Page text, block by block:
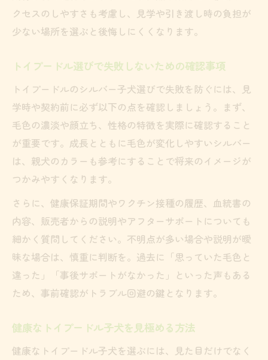
クセスのしやすさも考慮し、見学や引き渡し時の負担が
少ない場所を選ぶと後悔しにくくなります。
トイプードル選びで失敗しないための確認事項
トイプードルのシルバー子犬選びで失敗を防ぐには、見
学時や契約前に必ず以下の点を確認しましょう。まず、
毛色の濃淡や顔立ち、性格の特徴を実際に確認すること
が重要です。成長とともに毛色が変化しやすいシルバー
は、親犬のカラーも参考にすることで将来のイメージが
つかみやすくなります。
さらに、健康保証期間やワクチン接種の履歴、血統書の
内容、販売者からの説明やアフターサポートについても
細かく質問してください。不明点が多い場合や説明が曖
昧な場合は、慎重に判断を。過去に「思っていた毛色と
違った」「事後サポートがなかった」といった声もある
ため、事前確認がトラブル回避の鍵となります。
健康なトイプードル子犬を見極める方法
健康なトイプードル子犬を選ぶには、見た目だけでなく